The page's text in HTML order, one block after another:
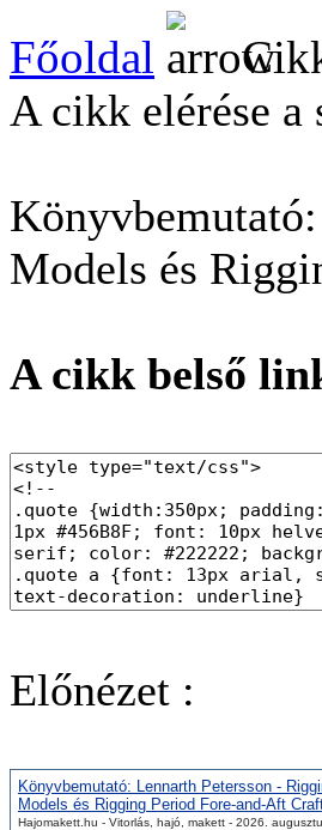
Főoldal
A cikk elérése a
Models és
A cikk belső
Előnézet :
Könyvbemutató: Lennarth Petersson -
Models és Rigging Period Fore-and-Aft
Hajomakett.hu - Vitorlás, hajó, makett - 2026.